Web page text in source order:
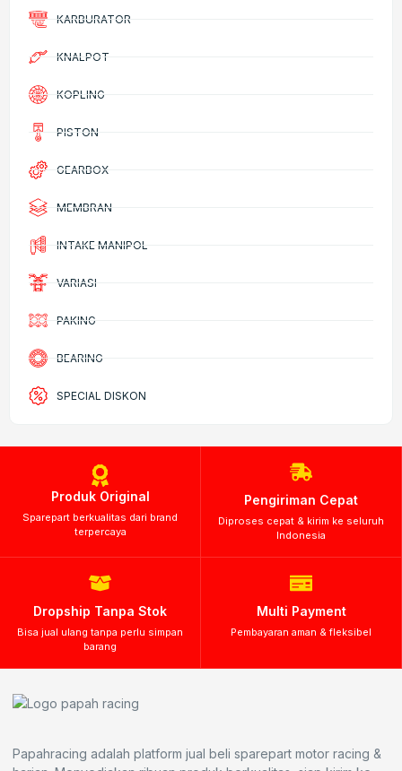
KARBURATOR
KNALPOT
KOPLING
PISTON
GEARBOX
MEMBRAN
INTAKE MANIPOL
VARIASI
PAKING
BEARING
SPECIAL DISKON
Produk Original
Sparepart berkualitas dari brand
terpercaya
Pengiriman Cepat
Diproses cepat & kirim ke seluruh
Indonesia
Dropship Tanpa Stok
Bisa jual ulang tanpa perlu simpan
barang
Multi Payment
Pembayaran aman & fleksibel
Papahracing adalah platform jual beli sparepart motor racing &